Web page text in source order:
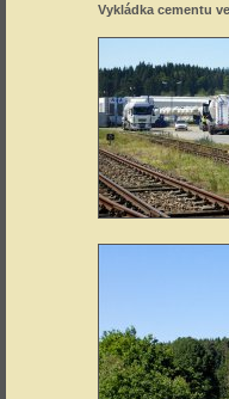
Vykládka cementu